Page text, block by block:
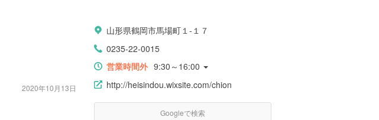
2020年10月13日
山形県鶴岡市馬場町１-１７
0235-22-0015
営業時間外 9:30～16:00
http://heisindou.wixsite.com/chion
Googleで検索